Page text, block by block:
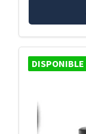
DISPONIBLE